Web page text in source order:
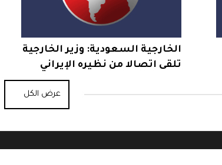
الخارجية السعودية: وزير الخارجية
تلقى اتصالا من نظيره الإيراني
ناقشا خلاله الجهود الدبلوماسية
لخفض التصعيد
عرض الكل